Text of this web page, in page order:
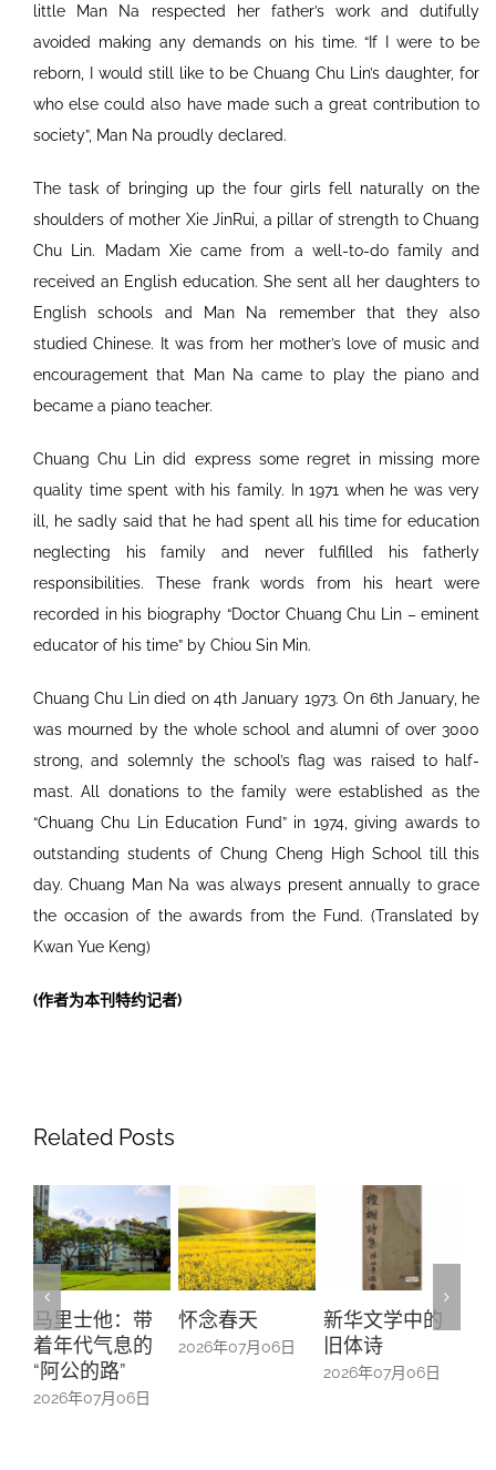
little Man Na respected her father’s work and dutifully
avoided making any demands on his time. “If I were to be
reborn, I would still like to be Chuang Chu Lin’s daughter, for
who else could also have made such a great contribution to
society”, Man Na proudly declared.
The task of bringing up the four girls fell naturally on the
shoulders of mother Xie JinRui, a pillar of strength to Chuang
Chu Lin. Madam Xie came from a well-to-do family and
received an English education. She sent all her daughters to
English schools and Man Na remember that they also
studied Chinese. It was from her mother’s love of music and
encouragement that Man Na came to play the piano and
became a piano teacher.
Chuang Chu Lin did express some regret in missing more
quality time spent with his family. In 1971 when he was very
ill, he sadly said that he had spent all his time for education
neglecting his family and never fulfilled his fatherly
responsibilities. These frank words from his heart were
recorded in his biography “Doctor Chuang Chu Lin – eminent
educator of his time” by Chiou Sin Min.
Chuang Chu Lin died on 4th January 1973. On 6th January, he
was mourned by the whole school and alumni of over 3000
strong, and solemnly the school’s flag was raised to half-
mast. All donations to the family were established as the
“Chuang Chu Lin Education Fund” in 1974, giving awards to
outstanding students of Chung Cheng High School till this
day. Chuang Man Na was always present annually to grace
the occasion of the awards from the Fund. (Translated by
Kwan Yue Keng)
(作者为本刊特约记者)
Related Posts
怀念春天
2026年07月06日
新华文学中的
旧体诗
螺钿留芳：碧
山亭贺仪镜框
中的百业记忆